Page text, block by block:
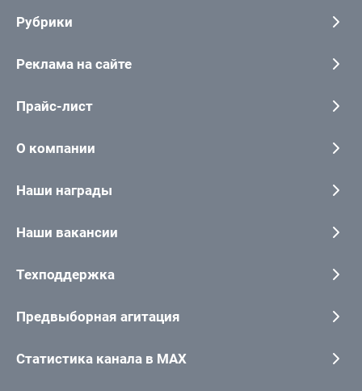
Рубрики
Реклама на сайте
Прайс-лист
О компании
Наши награды
Наши вакансии
Техподдержка
Предвыборная агитация
Статистика канала в MAX